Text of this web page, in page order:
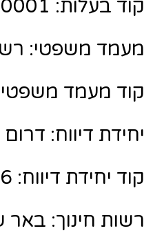
קוד בעלות: 10490001
מעמד משפטי:
קוד מעמד משפטי:
יחידת דיווח: דרום
קוד יחידת דיווח: 6
רשות חינוך: